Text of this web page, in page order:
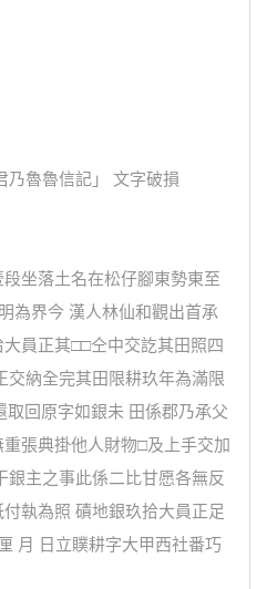
乃魯魯信記」 文字破損
坐落土名在松仔腳東勢東至
為界今 漢人林仙和觀出首承
員正其□□仝中交訖其田照四
交納全完其田限耕玖年為滿限
回原字如銀未 田係郡乃承父
張典掛他人財物□及上手交加
銀主之事此係二比甘愿各無反
執為照 磧地銀玖拾大員正足
月 日立贌耕字大甲西社番巧